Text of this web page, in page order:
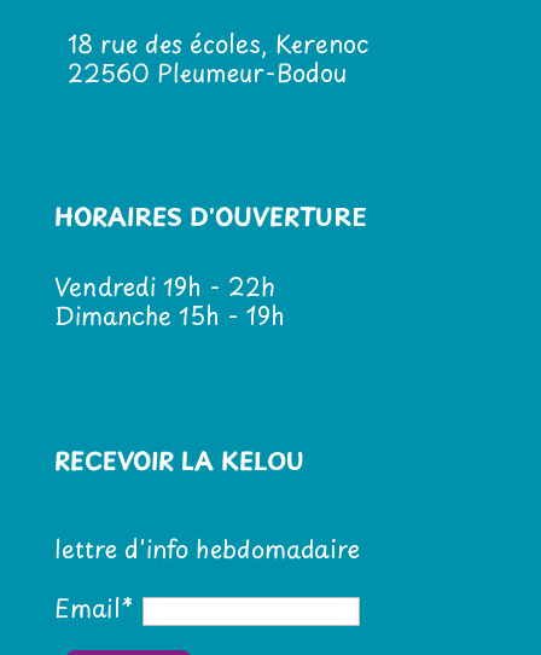
18 rue des écoles, Kerenoc
22560 Pleumeur-Bodou
HORAIRES D'OUVERTURE
Vendredi 19h - 22h
Dimanche 15h - 19h
RECEVOIR LA KELOU
lettre d'info hebdomadaire
Email*